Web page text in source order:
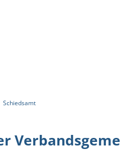
Schiedsamt